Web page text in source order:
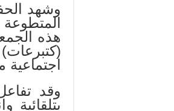
وشهد
هذه
اجتماعية
وقد
بتلقائية